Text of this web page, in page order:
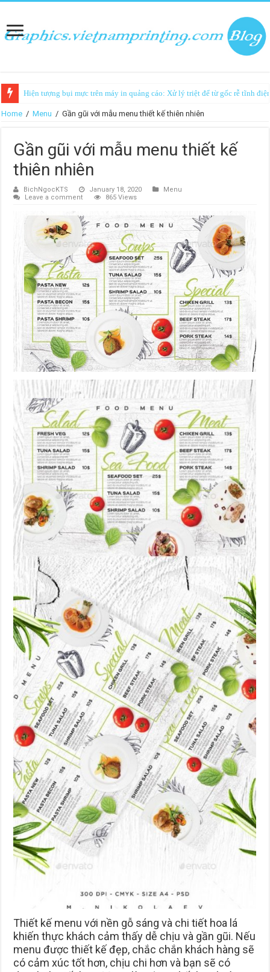
Hiện tượng bụi mực trên máy in quảng cáo: Xử lý triệt để từ gốc rễ tĩnh
Home / Menu / Gần gũi với mẫu menu thiết kế thiên nhiên
Gần gũi với mẫu menu thiết kế
thiên nhiên
BichNgocKTS January 18, 2020
Menu
Leave a comment
865 Views
Thiết kế menu với nền gỗ sáng và chi tiết hoa lá
khiến thực khách cảm thấy dễ chịu và gần gũi. Nếu
menu được thiết kế đẹp, chắc chắn khách hàng sẽ
có cảm xúc tốt hơn, chịu chi hơn và bạn sẽ có